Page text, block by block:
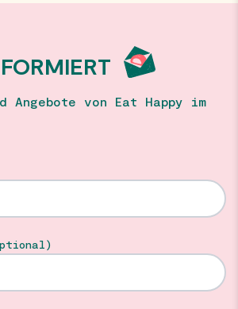
Angebote von Eat Happy im